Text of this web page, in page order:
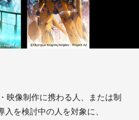
映像制作に携わる人、または制
を検討中の人を対象に、